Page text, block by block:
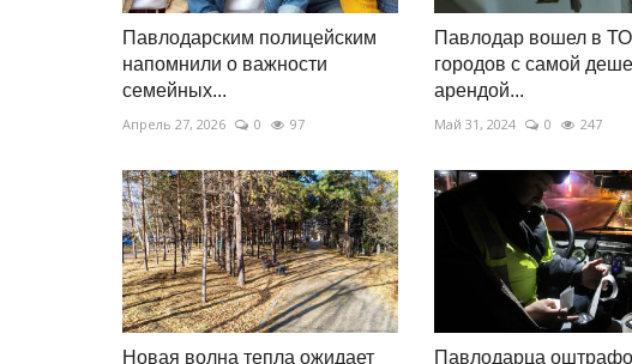
Павлодарским полицейским
напомнили о важности
семейных...
Апрель 27, 2026 0 97
Павлодар вошел в
городов с самой
арендой...
Май 31, 2024 0 247
Новая волна тепла ожидает Павлодарца